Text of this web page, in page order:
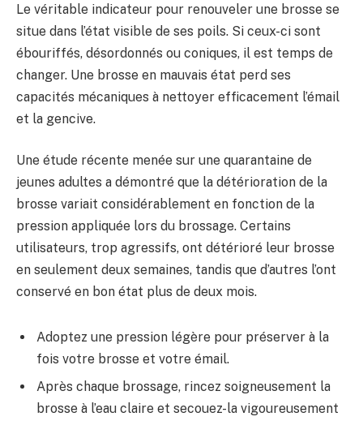
Le véritable indicateur pour renouveler une brosse se
situe dans l’état visible de ses poils. Si ceux-ci sont
ébouriffés, désordonnés ou coniques, il est temps de
changer. Une brosse en mauvais état perd ses
capacités mécaniques à nettoyer efficacement l’émail
et la gencive.
Une étude récente menée sur une quarantaine de
jeunes adultes a démontré que la détérioration de la
brosse variait considérablement en fonction de la
pression appliquée lors du brossage. Certains
utilisateurs, trop agressifs, ont détérioré leur brosse
en seulement deux semaines, tandis que d’autres l’ont
conservé en bon état plus de deux mois.
Adoptez une pression légère pour préserver à la
fois votre brosse et votre émail.
Après chaque brossage, rincez soigneusement la
brosse à l’eau claire et secouez-la vigoureusement